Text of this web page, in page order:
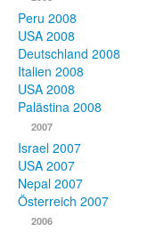
Peru 2008
USA 2008
Deutschland 2008
Italien 2008
USA 2008
Palästina 2008
2007
Israel 2007
USA 2007
Nepal 2007
Österreich 2007
2006